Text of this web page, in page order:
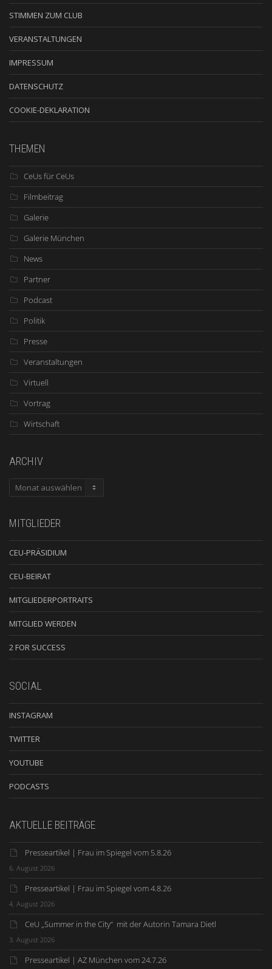
STIMMEN ZUM CLUB
VERANSTALTUNGEN
IMPRESSUM
DATENSCHUTZ
COOKIE-DEKLARATION
THEMEN
CeUs für CeUs
Filmbeitrag
Galerie
Galerie München
News
Partner
Podcast
Politik
Presse
Veranstaltungen
Virtuell
Vortrag
Wirtschaft
ARCHIV
ARCHIV
MITGLIEDER
CEU-PRÄSIDIUM
CEU-BEIRAT
MITGLIEDERPORTRAITS
MITGLIED WERDEN
2 FOR SUCCESS
SOCIAL
INSTAGRAM
TWITTER
YOUTUBE
PODCASTS
AKTUELLE BEITRÄGE
Presseartikel | Frau im Spiegel vom 5.8.26
6. August 2026
Presseartikel | Frau im Spiegel vom 4.8.26
4. August 2026
CeU „Summer in the City“ mit der Autorin Tamara Dietl
3. August 2026
Presseartikel | AZ München vom 24.7.26